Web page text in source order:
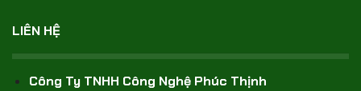
LIÊN HỆ
Công Ty TNHH Công Nghệ Phúc Thịnh